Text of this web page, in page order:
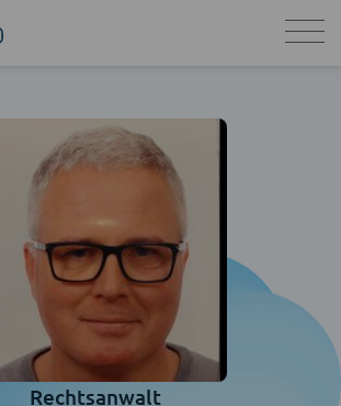
Rechtsanwalt